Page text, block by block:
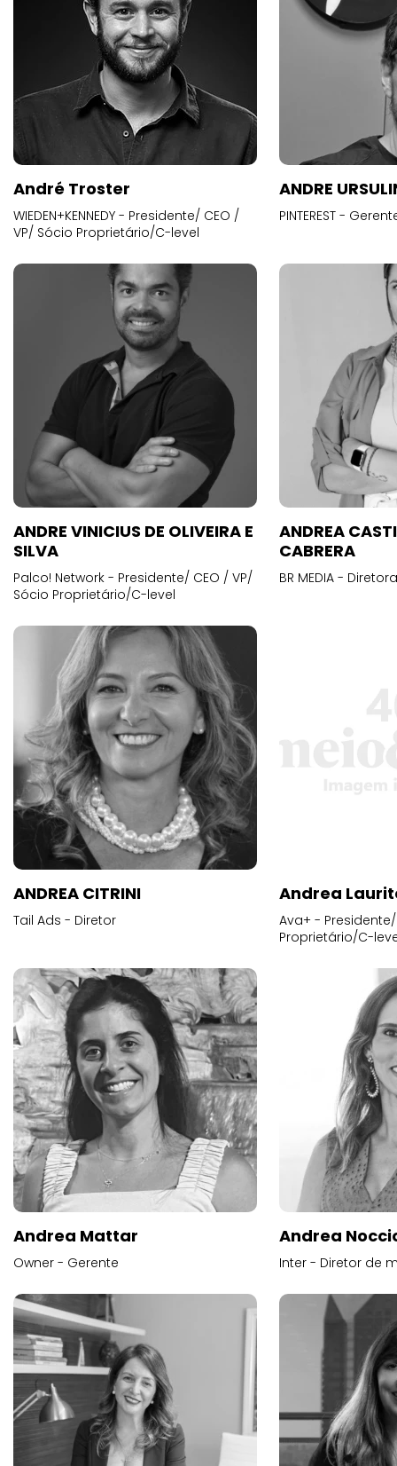
André Troster
WIEDEN+KENNEDY - Presidente/ CEO /
VP/ Sócio Proprietário/C-level
ANDRE
PINTEREST -
ANDRE VINICIUS DE OLIVEIRA E
SILVA
Palco! Network - Presidente/ CEO / VP/
Sócio Proprietário/C-level
ANDREA
CABRERA
BR MEDIA -
ANDREA CITRINI
Tail Ads - Diretor
Andrea
Ava+ -
Proprietário/C-
Andrea Mattar
Owner - Gerente
Andrea
Inter - Diretor de